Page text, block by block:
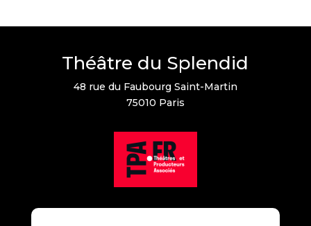
Théâtre du Splendid
48 rue du Faubourg Saint-Martin
75010 Paris